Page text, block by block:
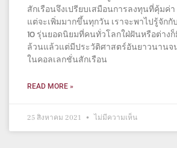
สักเรือนจึงเปรียบเสมือนการลงทุนที่คุ้ม
แต่จะเพิ่มมากขึ้นทุกวัน เราจะพาไปรู้จัก
10 รุ่นยอดนิยมที่คนทั่วโลกใฝ่ฝันหรือต่าง
ล้วนแล้วแต่มีประวัติศาสตร์อันยาวนานจ
ในคอลเลกชั่นสักเรือน
READ MORE »
25 สิงหาคม 2021 ไม่มีความเห็น